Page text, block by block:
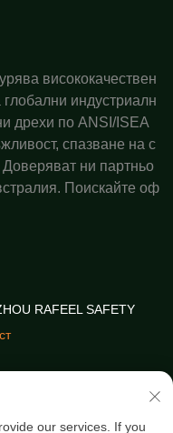
висококачествен
индустриалн
дрехи по ANSI/ISEA
спазване на с
ни партньо
Поискайте оф
RAFEEL SAFETY
our services. If you